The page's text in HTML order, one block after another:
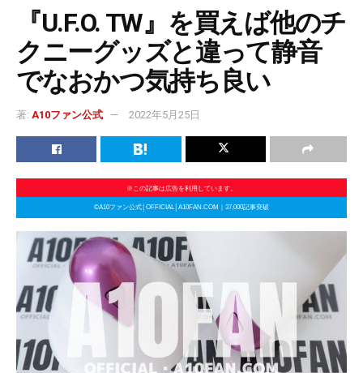
『U.F.O. TW』を買えば他のチ
クニーグッズと違って静音
でなおかつ気持ち良い
著: A10ファン公式 2022年5月25日
※この記事は広告を利用しています。
©A10ファン公式│OFFICIAL│A10FAN.COM｜37,000記事突破